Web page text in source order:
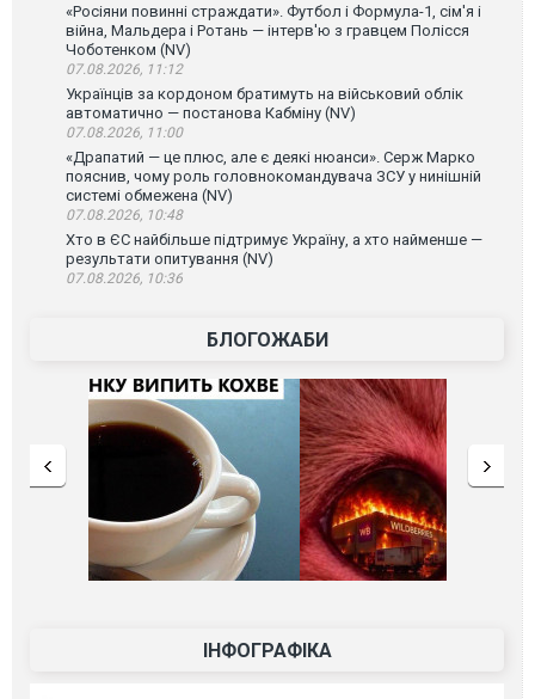
«Росіяни повинні страждати». Футбол і Формула-1, сім'я і
війна, Мальдера і Ротань — інтерв'ю з гравцем Полісся
Чоботенком (NV)
07.08.2026, 11:12
Українців за кордоном братимуть на військовий облік
автоматично — постанова Кабміну (NV)
07.08.2026, 11:00
«Драпатий — це плюс, але є деякі нюанси». Серж Марко
пояснив, чому роль головнокомандувача ЗСУ у нинішній
системі обмежена (NV)
07.08.2026, 10:48
Хто в ЄС найбільше підтримує Україну, а хто найменше —
результати опитування (NV)
07.08.2026, 10:36
БЛОГОЖАБИ
ІНФОГРАФІКА